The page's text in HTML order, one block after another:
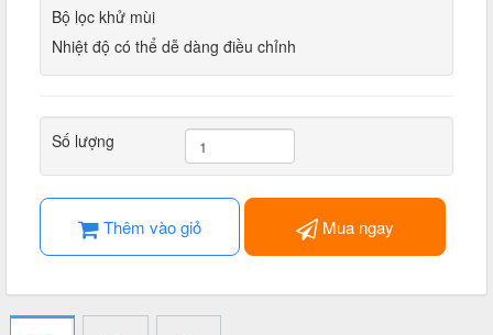
Bộ lọc khử mùi
Nhiệt độ có thể dễ dàng điều chỉnh
Số lượng
Thêm vào giỏ Mua ngay